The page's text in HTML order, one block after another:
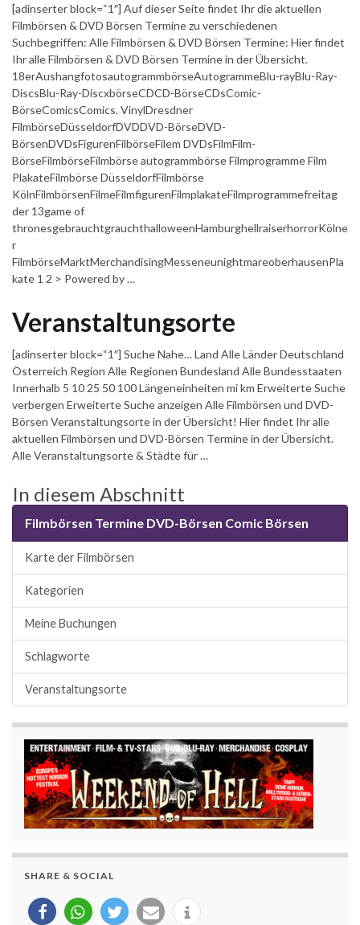
[adinserter block=“1″] Auf dieser Seite findet Ihr die aktuellen
Filmbörsen & DVD Börsen Termine zu verschiedenen
Suchbegriffen: Alle Filmbörsen & DVD Börsen Termine: Hier findet
Ihr alle Filmbörsen & DVD Börsen Termine in der Übersicht.
18erAushangfotosautogrammbörseAutogrammeBlu-rayBlu-Ray-
DiscsBlu-Ray-DiscxbörseCDCD-BörseCDsComic-
BörseComicsComics. VinylDresdner
FilmbörseDüsseldorfDVDDVD-BörseDVD-
BörsenDVDsFigurenFilbörseFilem DVDsFilmFilm-
BörseFilmbörseFilmbörse autogrammbörse Filmprogramme Film
PlakateFilmbörse DüsseldorfFilmbörse
KölnFilmbörsenFilmeFilmfigurenFilmplakateFilmprogrammefreitag
der 13game of
thronesgebrauchtgrauchthalloweenHamburghellraiserhorrorKölne
r
FilmbörseMarktMerchandisingMesseneunightmareoberhausenPla
kate 1 2 > Powered by …
Veranstaltungsorte
[adinserter block=“1″] Suche Nahe… Land Alle Länder Deutschland
Österreich Region Alle Regionen Bundesland Alle Bundesstaaten
Innerhalb 5 10 25 50 100 Längeneinheiten mi km Erweiterte Suche
verbergen Erweiterte Suche anzeigen Alle Filmbörsen und DVD-
Börsen Veranstaltungsorte in der Übersicht! Hier findet Ihr alle
aktuellen Filmbörsen und DVD-Börsen Termine in der Übersicht.
Alle Veranstaltungsorte & Städte für …
In diesem Abschnitt
Filmbörsen Termine DVD-Börsen Comic Börsen
Karte der Filmbörsen
Kategorien
Meine Buchungen
Schlagworte
Veranstaltungsorte
SHARE & SOCIAL